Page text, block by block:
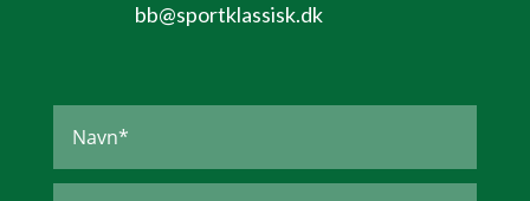
bb@sportklassisk.dk